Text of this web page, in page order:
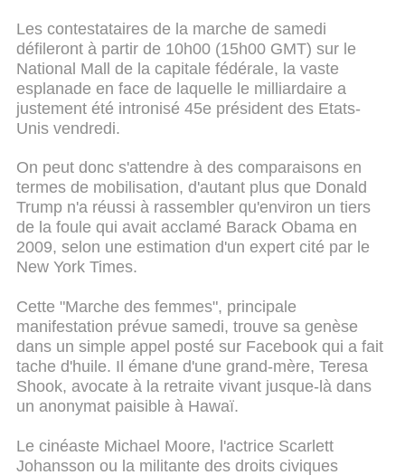
Les contestataires de la marche de samedi
défileront à partir de 10h00 (15h00 GMT) sur le
National Mall de la capitale fédérale, la vaste
esplanade en face de laquelle le milliardaire a
justement été intronisé 45e président des Etats-
Unis vendredi.
On peut donc s'attendre à des comparaisons en
termes de mobilisation, d'autant plus que Donald
Trump n'a réussi à rassembler qu'environ un tiers
de la foule qui avait acclamé Barack Obama en
2009, selon une estimation d'un expert cité par le
New York Times.
Cette "Marche des femmes", principale
manifestation prévue samedi, trouve sa genèse
dans un simple appel posté sur Facebook qui a fait
tache d'huile. Il émane d'une grand-mère, Teresa
Shook, avocate à la retraite vivant jusque-là dans
un anonymat paisible à Hawaï.
Le cinéaste Michael Moore, l'actrice Scarlett
Johansson ou la militante des droits civiques